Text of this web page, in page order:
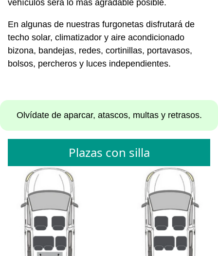
vehículos será lo más agradable posible.
En algunas de nuestras furgonetas disfrutará de
techo solar, climatizador y aire acondicionado
bizona, bandejas, redes, cortinillas, portavasos,
bolsos, percheros y luces independientes.
Olvídate de aparcar, atascos, multas y retrasos.
Plazas con silla